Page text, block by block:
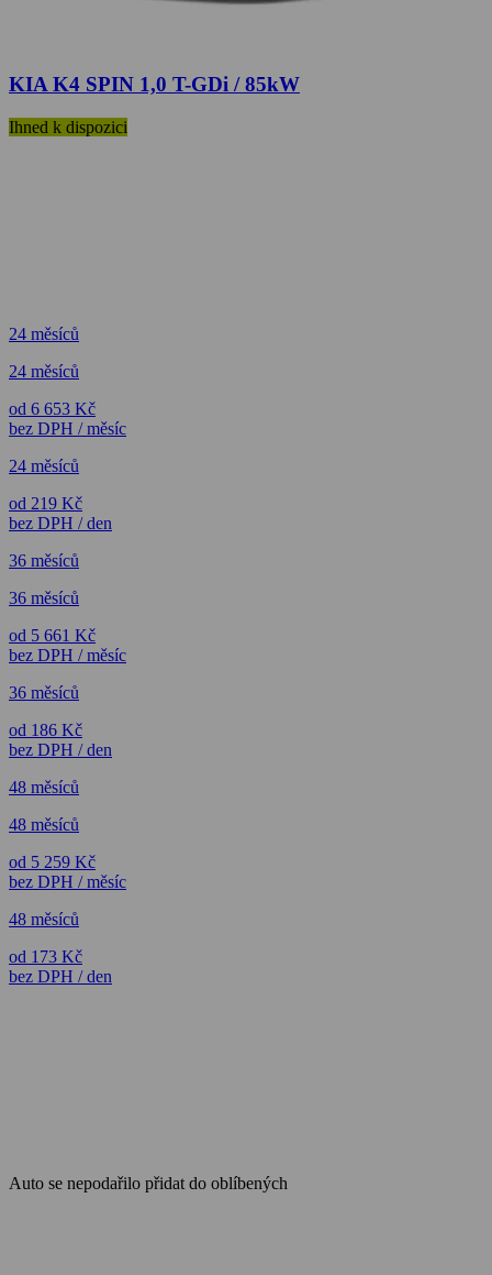
KIA K4 SPIN 1,0 T-GDi / 85kW
Ihned k dispozici
24 měsíců
24 měsíců
od 6 653 Kč
bez DPH / měsíc
24 měsíců
od 219 Kč
bez DPH / den
36 měsíců
36 měsíců
od 5 661 Kč
bez DPH / měsíc
36 měsíců
od 186 Kč
bez DPH / den
48 měsíců
48 měsíců
od 5 259 Kč
bez DPH / měsíc
48 měsíců
od 173 Kč
bez DPH / den
Auto se nepodařilo přidat do oblíbených